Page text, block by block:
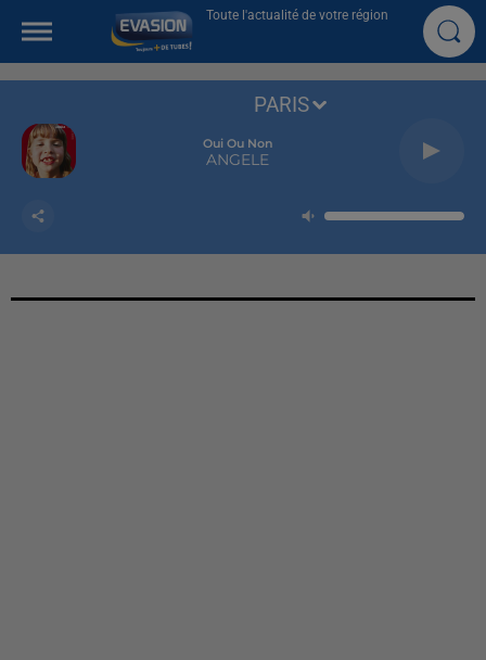
Toute l'actualité de votre région
Oui Ou Non
ANGELE
PARIS